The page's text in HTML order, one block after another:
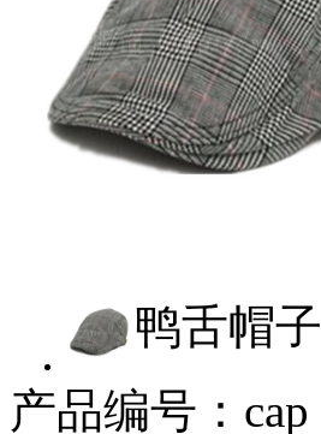
鸭舌帽子
产品编号：cap